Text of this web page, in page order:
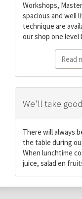
Workshops,
spacious and well
technique are
our shop one level
Read
We'll take
There will always
the table during
When lunchtime
juice, salad en